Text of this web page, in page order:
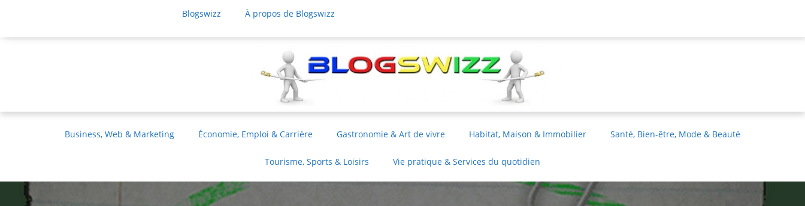
Blogswizz À propos de Blogswizz
Business, Web & Marketing Économie, Emploi & Carrière Gastronomie & Art de vivre Habitat, Maison & Immobilier Santé, Bien-être, Mode & Beauté
Tourisme, Sports & Loisirs Vie pratique & Services du quotidien